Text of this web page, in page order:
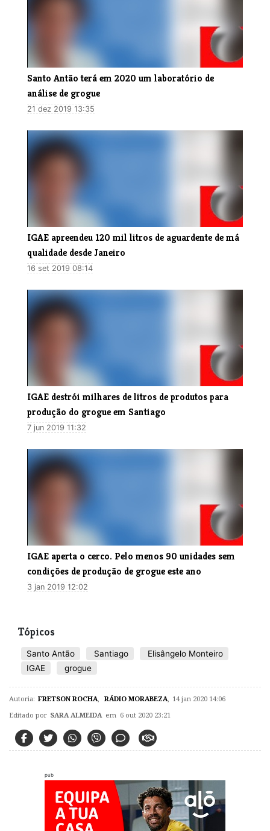
Santo Antão terá em 2020 um laboratório de
análise de grogue
21 dez 2019 13:35
​IGAE apreendeu 120 mil litros de aguardente de má
qualidade desde Janeiro
16 set 2019 08:14
​IGAE destrói milhares de litros de produtos para
produção do grogue em Santiago
7 jun 2019 11:32
​IGAE aperta o cerco. Pelo menos 90 unidades sem
condições de produção de grogue este ano
3 jan 2019 12:02
Tópicos
Santo Antão Santiago
Elisângelo Monteiro
IGAE
grogue
Autoria: FRETSON ROCHA RÁDIO MORABEZA 14 jan 2020 14:06
Editado por SARA ALMEIDA em 6 out 2020 23:21
pub